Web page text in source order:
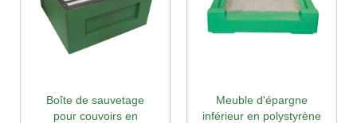
Boîte de sauvetage
pour couvoirs en
Meuble d'épargne
inférieur en polystyrène